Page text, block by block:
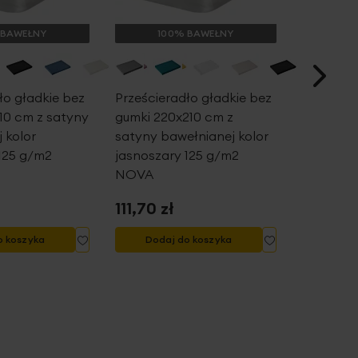
gładkie bez
cm z satyny
kolor
g/m2
koszyka
do
100% BAWEŁNY
Prześcieradło gładkie bez
gumki 220x210 cm z
satyny bawełnianej kolor
jasnoszary 125 g/m2
NOVA
111,70 zł
Dodaj do koszyka
do